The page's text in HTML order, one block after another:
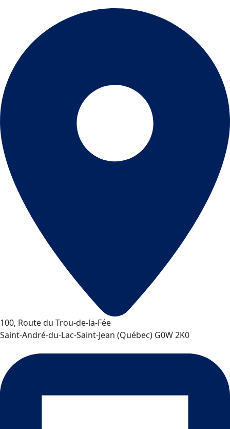
Parc le Trou de la Fée
100, Route du Trou-de-la-Fée
Saint-André-du-Lac-Saint-Jean (Québec) G0W 2K0